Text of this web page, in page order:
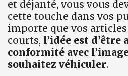
et déjanté, vous vous
cette touche dans vos
importe que vos
courts, l’idée est
conformité avec
souhaitez véhiculer.